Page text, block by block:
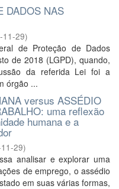
DADOS NAS
11-29)
de Proteção de Dados
de 2018 (LGPD), quando,
da referida Lei foi a
órgão ...
versus ASSÉDIO
uma reflexão
humana e a
29)
analisar e explorar uma
de emprego, o assédio
em suas várias formas,